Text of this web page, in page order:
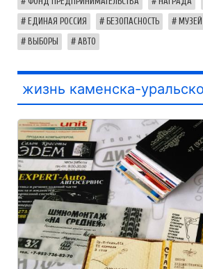
ЕДИНАЯ РОССИЯ БЕЗОПАСНОСТЬ МУЗЕЙ
ВЫБОРЫ АВТО
жизнь каменска-